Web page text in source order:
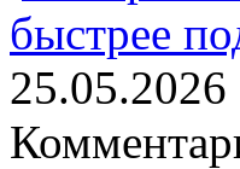
быстрее
25.05.2026